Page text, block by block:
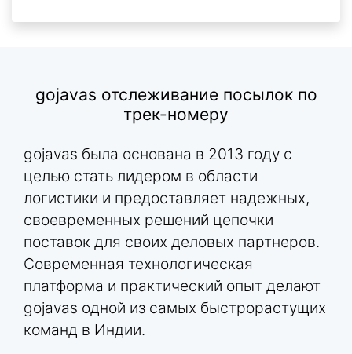
gojavas отслеживание посылок по
трек-номеру
gojavas была основана в 2013 году с
целью стать лидером в области
логистики и предоставляет надежных,
своевременных решений цепочки
поставок для своих деловых партнеров.
Современная технологическая
платформа и практический опыт делают
gojavas одной из самых быстрорастущих
команд в Индии.